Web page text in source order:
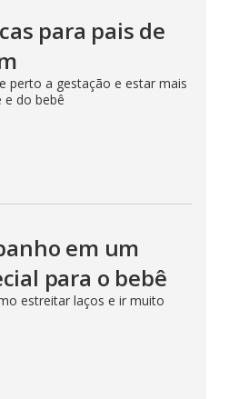
para pais de
perto a gestação e estar mais
do bebê
em um
para o bebê
estreitar laços e ir muito